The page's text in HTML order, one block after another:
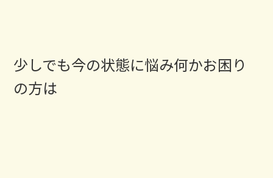
少しでも今の状態に悩み何かお困り
の方は